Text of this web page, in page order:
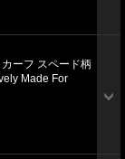
ーフ スペード柄
Made For